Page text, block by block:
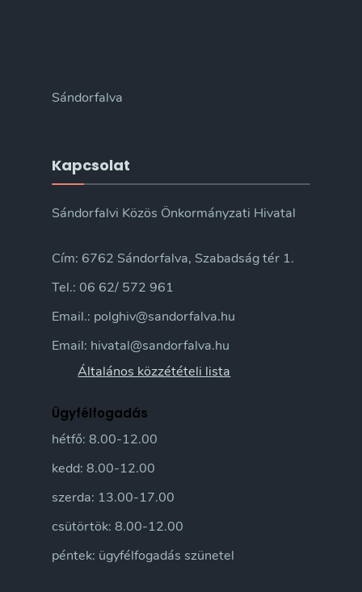
Sándorfalva
Kapcsolat
Sándorfalvi Közös Önkormányzati Hivatal
Cím: 6762 Sándorfalva, Szabadság tér 1.
Tel.: 06 62/ 572 961
Email.: polghiv@sandorfalva.hu
Email: hivatal@sandorfalva.hu
Általános közzétételi lista
Ügyfélfogadás
hétfő: 8.00-12.00
kedd: 8.00-12.00
szerda: 13.00-17.00
csütörtök: 8.00-12.00
péntek: ügyfélfogadás szünetel